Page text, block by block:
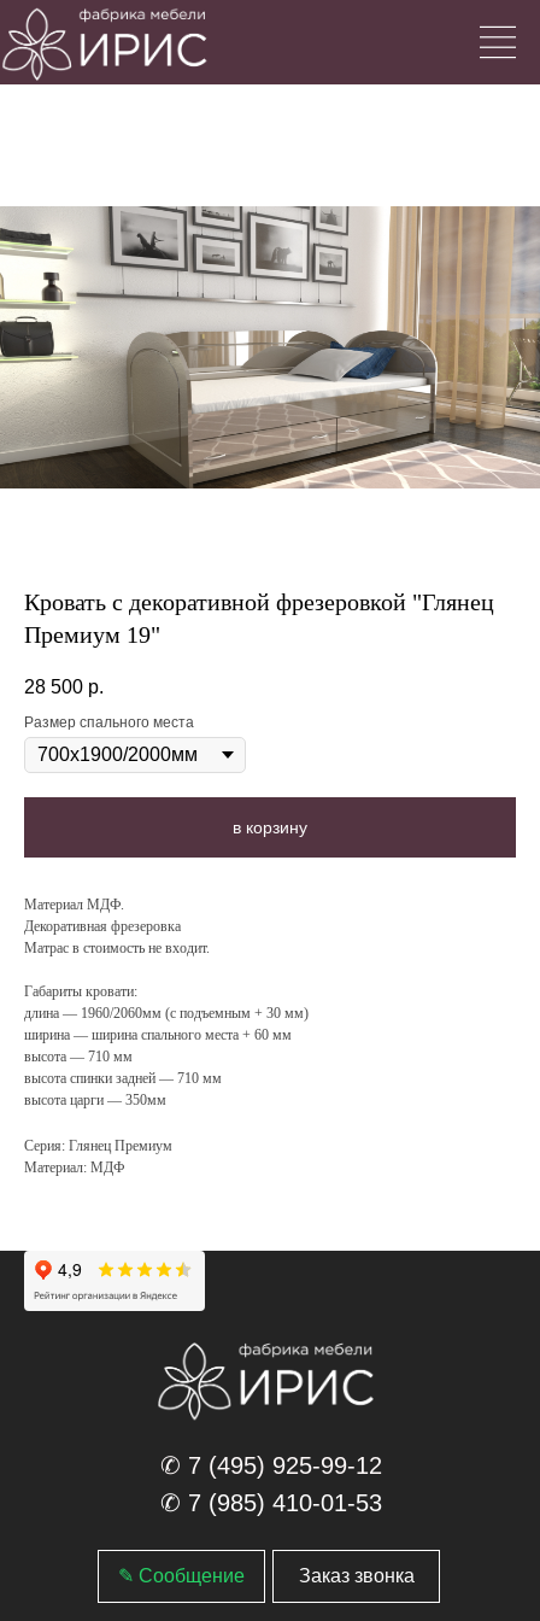
Кровать с декоративной фрезеровкой "Глянец
Премиум 19"
28 500 р.
Размер спального места
в корзину
Материал МДФ.
Декоративная фрезеровка
Матрас в стоимость не входит.
Габариты кровати:
длина — 1960/2060мм (с подъемным + 30 мм)
ширина — ширина спального места + 60 мм
высота — 710 мм
высота спинки задней — 710 мм
высота царги — 350мм
Серия: Глянец Премиум
Материал: МДФ
✆ 7 (495) 925-99-12
✆ 7 (985) 410-01-53
✎ Сообщение Заказ звонка